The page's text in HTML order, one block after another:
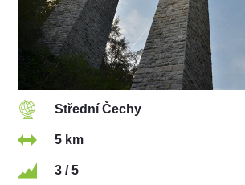
Střední Čechy
5 km
3 / 5